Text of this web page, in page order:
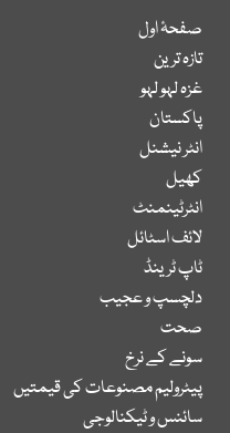
صفحۂ اول
تازہ ترین
غزہ لہو لہو
پاکستان
انٹر نیشنل
کھیل
انٹرٹینمنٹ
لائف اسٹائل
ٹاپ ٹرینڈ
دلچسپ و عجیب
صحت
سونے کے نرخ
پیٹرولیم مصنوعات کی قیمتیں
سائنس و ٹیکنالوجی